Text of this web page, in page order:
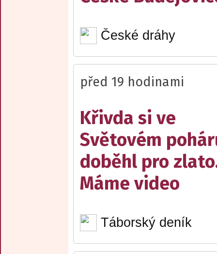
České dráhy
před 19 hodinami
Křivda si ve
Světovém
doběhl pro
Máme video
Táborský deník